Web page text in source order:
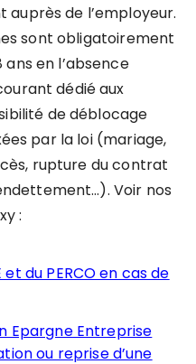
de l’employeur.
sont obligatoirement
en l’absence
dédié aux
de déblocage
par la loi (mariage,
rupture du contrat
Voir nos
:
du PERCO en cas de
Epargne Entreprise
ou reprise d’une